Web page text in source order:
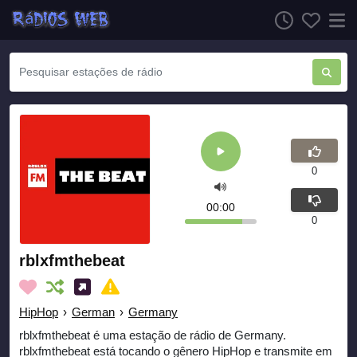
rblxfmthebeat
HipHop › German › Germany
rblxfmthebeat é uma estação de rádio de Germany.
rblxfmthebeat está tocando o gênero HipHop e transmite em
00:00
0
0